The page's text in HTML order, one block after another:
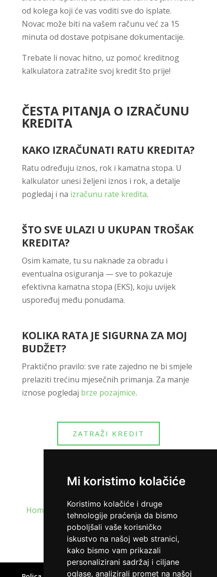
Mi koristimo kolačiće
Koristimo kolačiće i druge
tehnologije praćenja da bismo
poboljšali vaše korisničko
iskustvo na našoj web stranici,
kako bismo vam prikazali
personalizirani sadržaj i ciljane
oglase, analizirali promet na našoj
od kolega koji će vas voditi sve do isplate.
Novac može biti na vašem računu već za 15
minuta od dostave potpisane dokumentacije.
Trebate li novac hitno, uz pomoć kreditnog
kalkulatora zatražite svoj kredit što prije!
ČESTA PITANJA O IZRAČUNU
KREDITA
KAKO IZRAČUNATI RATU KREDITA?
Ratu određuju iznos, rok i kamatna stopa. U
kalkulator unesi željeni iznos i rok, a detalje
pogledaj i na izračunu rate kredita.
ŠTO SVE ULAZI U UKUPAN TROŠAK
KREDITA?
Osim kamate, tu su naknade za obradu i
eventualna osiguranja — sve to pokazuje
efektivna kamatna stopa (EKS), koju uvijek
uspoređuj među ponudama.
KOLIKA RATA JE SIGURNA ZA MOJ
BUDŽET?
Praktično pravilo: sve rate zajedno ne bi smjele
prelaziti trećinu mjesečnih primanja. Za manje
iznose pogledaj brze pozajmice.
ZATRAŽI KREDIT
Home
Kreditni kalkulator – izračun kredita i
mjesečne rate